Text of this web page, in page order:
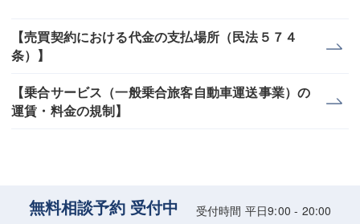
【売買契約における代金の支払場所（民法５７４
条）】
【乗合サービス（一般乗合旅客自動車運送事業）の
運賃・料金の規制】
無料相談予約 受付中 受付時間 平日9:00 - 20:00